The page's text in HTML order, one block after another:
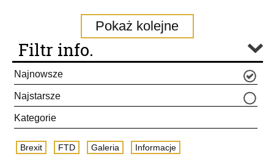
Pokaż kolejne
Filtr info.
Najnowsze
Najstarsze
Kategorie
Brexit FTD Galeria Informacje